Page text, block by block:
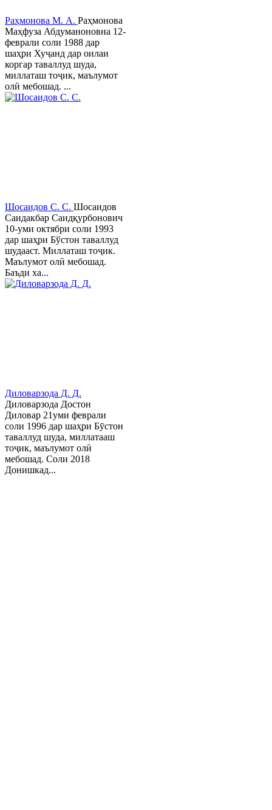
Раҳмонова М. А. Раҳмонова
Маҳфуза Абдуманоновна 12-
феврали соли 1988 дар
шаҳри Хуҷанд дар оилаи
коргар таваллуд шуда,
миллаташ тоҷик, маълумот
олӣ мебошад. ...
Шосаидов С. С. Шосаидов
Саидакбар Саидқурбонович
10-уми октябри соли 1993
дар шаҳри Бўстон таваллуд
шудааст. Миллаташ тоҷик.
Маълумот олӣ мебошад.
Баъди ха...
Диловарзода Д. Д.
Диловарзода Достон
Диловар 21уми феврали
соли 1996 дар шаҳри Бӯстон
таваллуд шуда, миллатааш
тоҷик, маълумот олӣ
мебошад. Соли 2018
Донишкад...